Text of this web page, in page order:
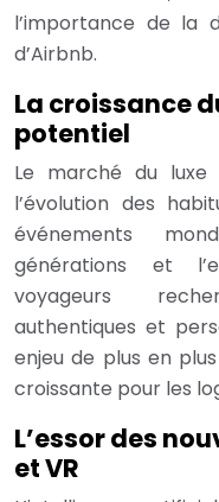
l’importance de la
d’Airbnb.
La croissance
potentiel
Le marché du
l’évolution des
événements
générations et
voyageurs
authentiques et
enjeu de plus en
croissante pour les
L’essor des
et VR